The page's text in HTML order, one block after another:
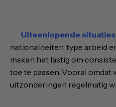
· Uiteenlopende
nationaliteiten, type arbeid
maken het lastig om
toe te passen. Vooral omdat
uitzonderingen regelmatig